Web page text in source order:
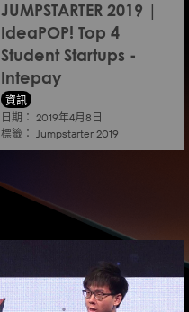
JUMPSTARTER 2019 |
IdeaPOP! Top 4
Student Startups -
Intepay
資訊
日期： 2019年4月8日
標籤： Jumpstarter 2019